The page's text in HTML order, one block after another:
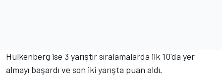
Hulkenberg ise 3 yarıştır sıralamalarda ilk 10'da yer
almayı başardı ve son iki yarışta puan aldı.